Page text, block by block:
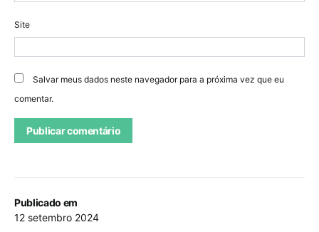
Publicado em
12 setembro 2024
Site
Salvar meus dados neste navegador para a próxima vez que eu
comentar.